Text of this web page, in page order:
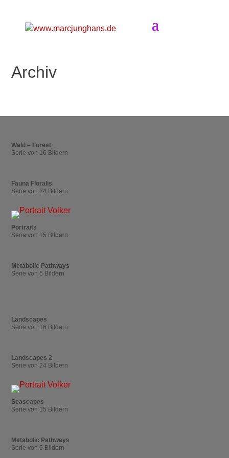
Archiv
Wald – Forest
Serie von 16 Bildern
Fauna Floralis
Serie von 24 Bildern
Portraits
Serie von 15 Bildern
Metabolic Pathways
Serie von 5 Bildern
Landscapes
Serie von 16 Bildern
Landscapes 2
Serie von 24 Bildern
Seascapes
Serie von 15 Bildern
Metabolic Pathways
Serie von 5 Bildern